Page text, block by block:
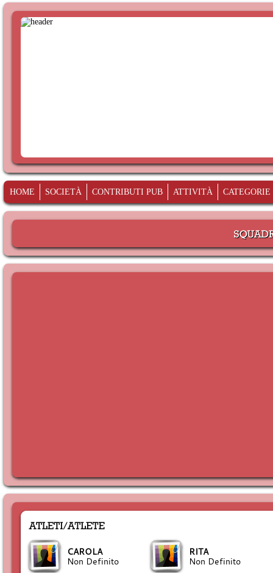
HOME SOCIETÀ CONTRIBUTI PUB ATTIVITÀ CATEGORIE
CAROLA
Non Definito
RITA
Non Definito